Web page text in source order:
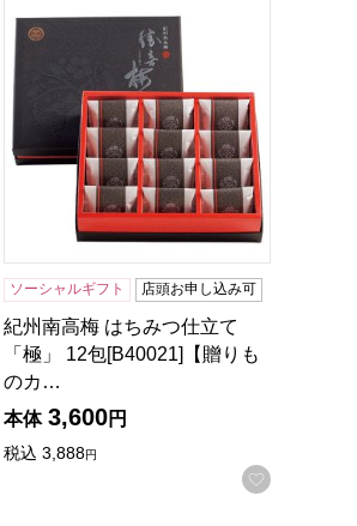
に入りに登録する
ソーシャルギフト 店頭お申し込み可
紀州南高梅 はちみつ仕立て
「極」 12包[B40021]【贈りも
のカ…
本体 3,600円
税込 3,888円
お気に入